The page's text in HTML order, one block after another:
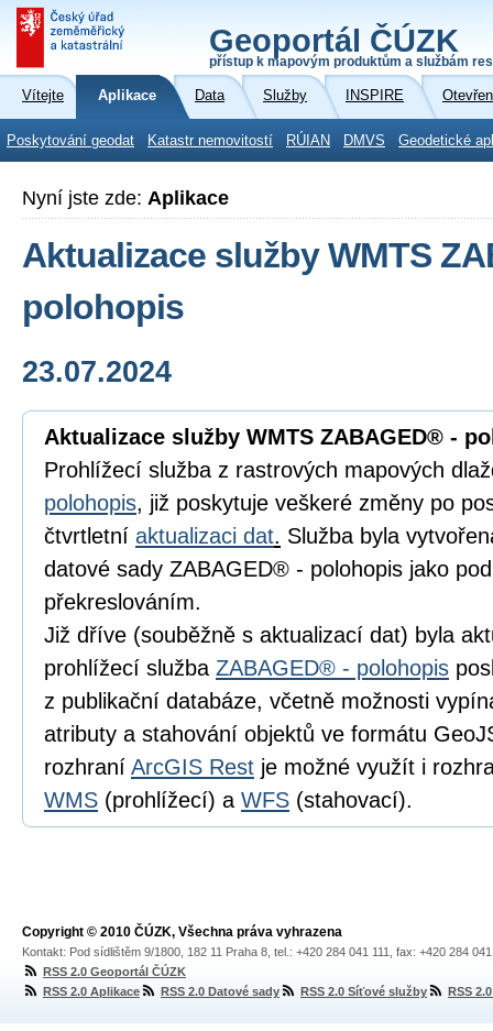
Geoportál ČÚZK
přístup k mapovým produktům a službám
Vítejte Aplikace Data Služby INSPIRE
Poskytování geodat Katastr nemovitostí RÚIAN DMVS Geodetické
Nyní jste zde: Aplikace
Aktualizace služby WMTS
polohopis
23.07.2024
Aktualizace služby WMTS ZABAGED® -
Prohlížecí služba z rastrových mapových
polohopis, již poskytuje veškeré změny po
čtvrtletní aktualizaci dat. Služba byla
datové sady ZABAGED® - polohopis jako
překreslováním.
Již dříve (souběžně s aktualizací dat) byla
prohlížecí služba ZABAGED® - polohopis
z publikační databáze, včetně možnosti
atributy a stahování objektů ve formátu
rozhraní ArcGIS Rest je možné využít i
WMS (prohlížecí) a WFS (stahovací).
Copyright © 2010 ČÚZK, Všechna práva vyhrazena
Kontakt: Pod sídlištěm 9/1800, 182 11 Praha 8, tel.: +420 284 041 111, fax: +420 284
RSS 2.0 Geoportál ČÚZK
RSS 2.0 Aplikace
RSS 2.0 Datové sady RSS 2.0 Síťové služby RSS